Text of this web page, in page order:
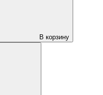
В корзину